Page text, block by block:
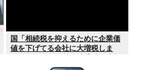
国「相続税を抑えるために企業価
値を下げてる会社に大増税しま